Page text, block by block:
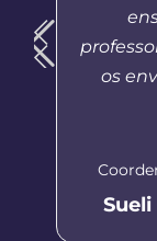
os
Sueli